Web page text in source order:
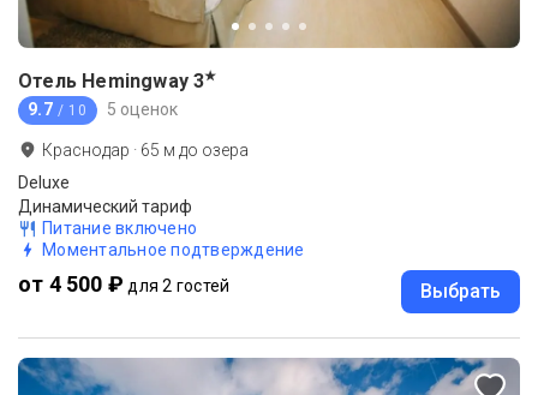
Отель Hemingway 3★
9.7 / 10 5 оценок
Краснодар · 65 м до озера
Deluxe
Динамический тариф
Питание включено
Моментальное подтверждение
от 4 500 ₽ для 2 гостей Выбрать